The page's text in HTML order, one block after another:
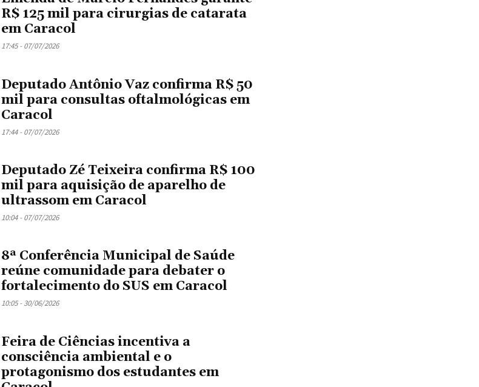
R$ 125 mil para cirurgias de catarata
em Caracol
17:45 - 07/07/2026
Deputado Antônio Vaz confirma R$ 50
mil para consultas oftalmológicas em
Caracol
17:44 - 07/07/2026
Deputado Zé Teixeira confirma R$ 100
mil para aquisição de aparelho de
ultrassom em Caracol
10:04 - 07/07/2026
8ª Conferência Municipal de Saúde
reúne comunidade para debater o
fortalecimento do SUS em Caracol
10:05 - 30/06/2026
Feira de Ciências incentiva a
consciência ambiental e o
protagonismo dos estudantes em